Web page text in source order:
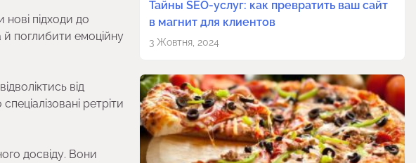
підходи до
й поглибити емоційну
від
ретріти
досвіду. Вони
Тайны SEO-услуг: как превратить ваш сайт
в магнит для клиентов
3 Жовтня, 2024